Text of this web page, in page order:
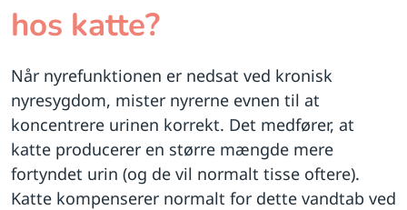
hos katte?
Når nyrefunktionen er nedsat ved kronisk
nyresygdom, mister nyrerne evnen til at
koncentrere urinen korrekt. Det medfører, at
katte producerer en større mængde mere
fortyndet urin (og de vil normalt tisse oftere).
Katte kompenserer normalt for dette vandtab ved